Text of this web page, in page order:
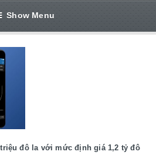
Show Menu
đô la với mức định giá 1,2 tỷ đô